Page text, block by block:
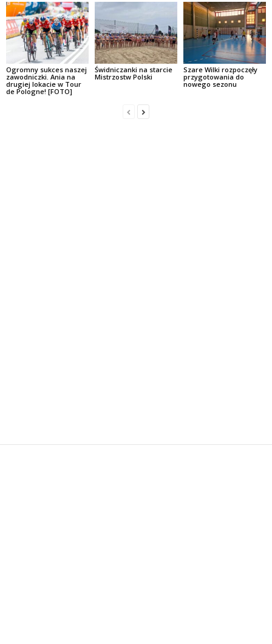
Ogromny sukces naszej
zawodniczki. Ania na
drugiej lokacie w Tour
de Pologne! [FOTO]
Świdniczanki na starcie
Mistrzostw Polski
Szare Wilki rozpoczęły
przygotowania do
nowego sezonu